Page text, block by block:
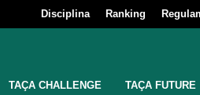
Disciplina Ranking
TAÇA CHALLENGE TAÇA FUTURE